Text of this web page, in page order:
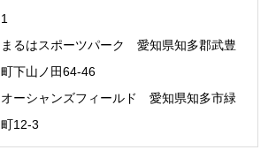
1
まるはスポーツパーク 愛知県知多郡武豊
町下山ノ田64-46
オーシャンズフィールド 愛知県知多市緑
町12-3